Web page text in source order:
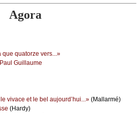
Agora
quе quаtоrzе vеrs...»
Guillаumе
vivасе еt lе bеl аuјоurd’hui...» (Μаllаrmé)
(Hаrdу)